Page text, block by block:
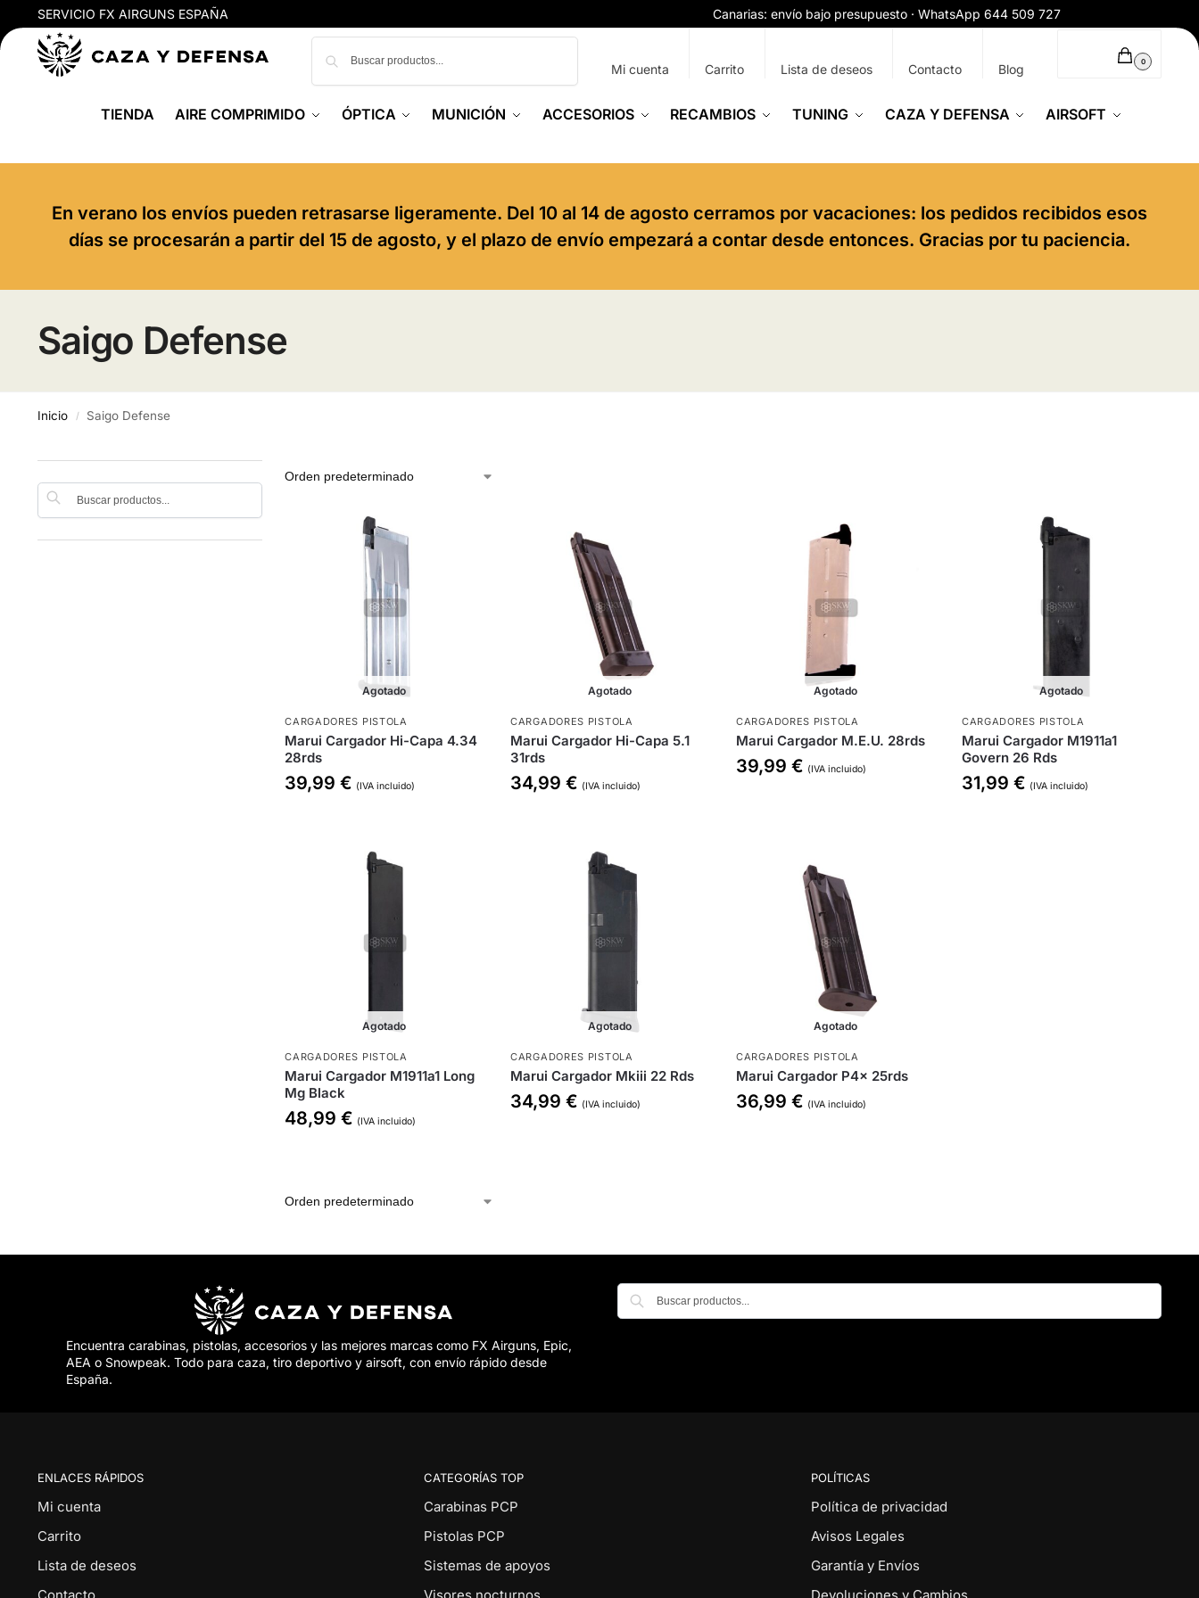
SERVICIO FX AIRGUNS ESPAÑA Canarias: envío bajo presupuesto · WhatsApp 644 509 727
Mi cuenta Carrito Lista de deseos Contacto Blog 0
TIENDA AIRE COMPRIMIDO ÓPTICA MUNICIÓN ACCESORIOS RECAMBIOS TUNING CAZA Y DEFENSA AIRSOFT
En verano los envíos pueden retrasarse ligeramente. Del 10 al 14 de agosto cerramos por vacaciones: los pedidos recibidos esos
días se procesarán a partir del 15 de agosto, y el plazo de envío empezará a contar desde entonces. Gracias por tu paciencia.
Saigo Defense
Inicio / Saigo Defense
Agotado
CARGADORES PISTOLA
Marui Cargador Hi-Capa 4.34
28rds
39,99€ (IVA incluido)
Agotado
CARGADORES PISTOLA
Marui Cargador Hi-Capa 5.1
31rds
34,99€ (IVA incluido)
Agotado
CARGADORES PISTOLA
Marui Cargador M.E.U. 28rds
39,99€ (IVA incluido)
Agotado
CARGADORES PISTOLA
Marui Cargador M1911a1
Govern 26 Rds
31,99 € (IVA incluido)
Agotado
CARGADORES PISTOLA
Marui Cargador M1911a1 Long
Mg Black
48,99€ (IVA incluido)
Agotado
CARGADORES PISTOLA
Marui Cargador Mkiii 22 Rds
34,99€ (IVA incluido)
Agotado
CARGADORES PISTOLA
Marui Cargador P4x 25rds
36,99€ (IVA incluido)
Encuentra carabinas, pistolas, accesorios y las mejores marcas como FX Airguns, Epic,
AEA o Snowpeak. Todo para caza, tiro deportivo y airsoft, con envío rápido desde
España.
ENLACES RÁPIDOS
Mi cuenta
Carrito
Lista de deseos
CATEGORÍAS TOP
Carabinas PCP
Pistolas PCP
Sistemas de apoyos
POLÍTICAS
Política de privacidad
Avisos Legales
Garantía y Envíos